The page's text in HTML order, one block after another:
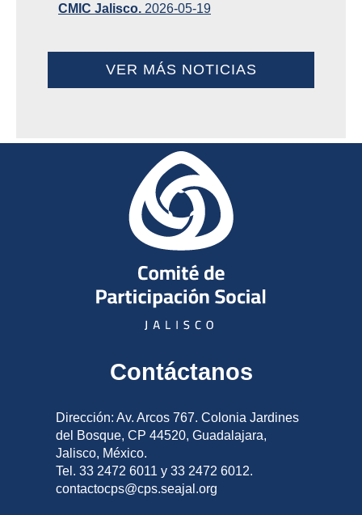
CMIC Jalisco. 2026-05-19
VER MÁS NOTICIAS
Contáctanos
Dirección: Av. Arcos 767. Colonia Jardines
del Bosque, CP 44520, Guadalajara,
Jalisco, México.
Tel. 33 2472 6011 y 33 2472 6012.
contactocps@cps.seajal.org